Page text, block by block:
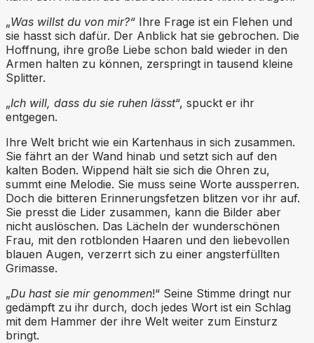
„Was willst du von mir?“ Ihre Frage ist ein Flehen und
sie hasst sich dafür. Der Anblick hat sie gebrochen. Die
Hoffnung, ihre große Liebe schon bald wieder in den
Armen halten zu können, zerspringt in tausend kleine
Splitter.
„Ich will, dass du sie ruhen lässt“, spuckt er ihr
entgegen.
Ihre Welt bricht wie ein Kartenhaus in sich zusammen.
Sie fährt an der Wand hinab und setzt sich auf den
kalten Boden. Wippend hält sie sich die Ohren zu,
summt eine Melodie. Sie muss seine Worte aussperren.
Doch die bitteren Erinnerungsfetzen blitzen vor ihr auf.
Sie presst die Lider zusammen, kann die Bilder aber
nicht auslöschen. Das Lächeln der wunderschönen
Frau, mit den rotblonden Haaren und den liebevollen
blauen Augen, verzerrt sich zu einer angsterfüllten
Grimasse.
„Du hast sie mir genommen!“ Seine Stimme dringt nur
gedämpft zu ihr durch, doch jedes Wort ist ein Schlag
mit dem Hammer der ihre Welt weiter zum Einsturz
bringt.